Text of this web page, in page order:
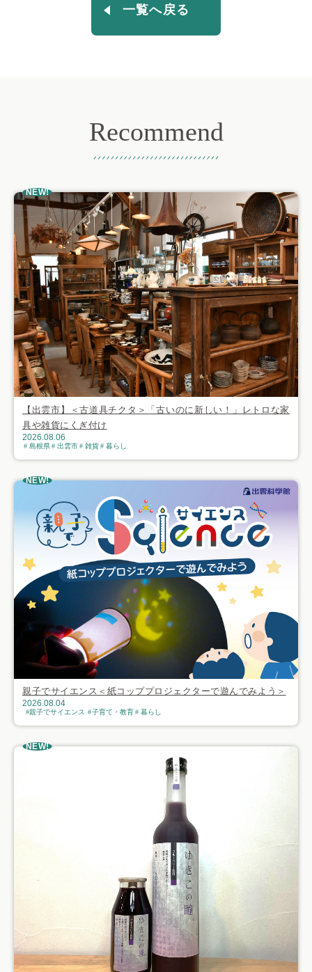
一覧へ戻る
Recommend
NEW!
【出雲市】＜古道具チクタ＞「古いのに新しい！」レトロな家
具や雑貨にくぎ付け
2026.08.06
島根県 出雲市 雑貨 暮らし
NEW!
親子でサイエンス＜紙コッププロジェクターで遊んでみよう＞
2026.08.04
親子でサイエンス 子育て・教育 暮らし
NEW!